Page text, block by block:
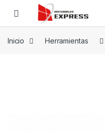
Skip to navigation
Skip to content
Inicio Herramientas